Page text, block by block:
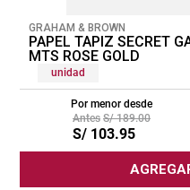
GRAHAM & BROWN
PAPEL TAPIZ SECRET
MTS ROSE GOLD
unidad
Por menor desde
S/ 189.00
S/ 103.95